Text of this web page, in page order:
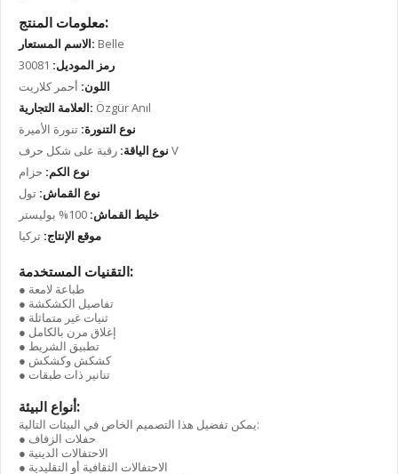
معلومات المنتج:
الاسم المستعار: Belle
رمز الموديل: 30081
اللون: أحمر كلاريت
العلامة التجارية: Özgür Anıl
نوع التنورة: تنورة الأميرة
نوع الياقة: رقبة على شكل حرف V
نوع الكم: حزام
نوع القماش: تول
خليط القماش: 100% بوليستر
موقع الإنتاج: تركيا
التقنيات المستخدمة:
● طباعة لامعة
● تفاصيل الكشكشة
● ثنيات غير متماثلة
● إغلاق مرن بالكامل
● تطبيق الشريط
● كشكش وكشكش
● تنانير ذات طبقات
أنواع البيئة:
يمكن تفضيل هذا التصميم الخاص في البيئات التالية:
● حفلات الزفاف
● الاحتفالات الدينية
● الاحتفالات الثقافية أو التقليدية